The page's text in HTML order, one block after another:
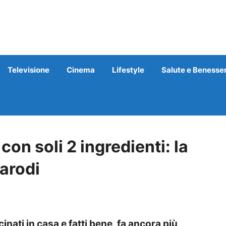
Televisione Cinema Lifestyle Salute e
soli 2 ingredienti: la
in casa e fatti bene, fa ancora più